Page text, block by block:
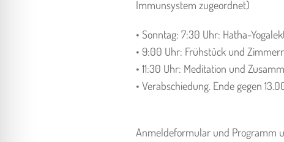
Immunsystem zugeordnet)
• Sonntag: 7:30 Uhr: Hatha-
• 9:00 Uhr: Frühstück und
• 11:30 Uhr: Meditation und
• Verabschiedung. Ende gegen
Anmeldeformular und Programm